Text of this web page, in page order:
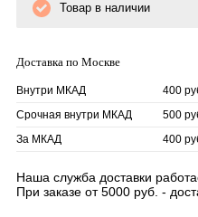
Товар в наличии
Доставка по Москве
Внутри МКАД 400
Срочная внутри МКАД
500
За МКАД
400
Наша служба доставки
При заказе от 5000 руб. -